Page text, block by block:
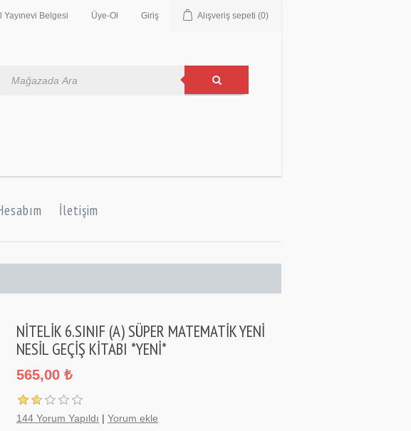
Yayınevi Belgesi Üye-Ol Giriş Alışveriş sepeti (0)
İletişim
NİTELİK 6.SINIF (A) SÜPER MATEMATİK YENİ
NESİL GEÇİŞ KİTABI *YENİ*
565,00 ₺
144 Yorum Yapıldı | Yorum ekle